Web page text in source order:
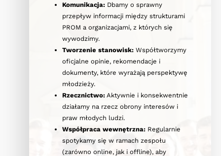
Komunikacja:Dbamy o sprawny
przepływ informacji między strukturami
PROM a organizacjami, z których się
wywodzimy.
Tworzenie stanowisk:Współtworzymy
oficjalne opinie, rekomendacje i
dokumenty, które wyrażają perspektywę
młodzieży.
Rzecznictwo:Aktywnie i konsekwentnie
działamy na rzecz obrony interesów i
praw młodych ludzi.
Współpraca wewnętrzna:Regularnie
spotykamy się w ramach zespołu
(zarówno online, jak i offline), aby